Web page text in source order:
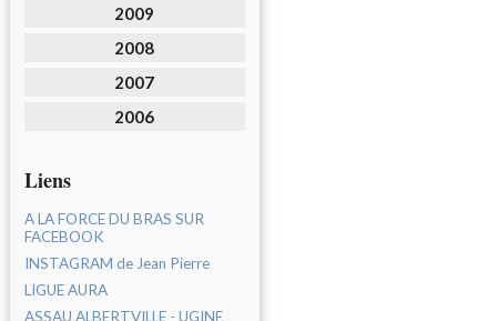
2009
2008
2007
2006
Liens
A LA FORCE DU BRAS SUR
FACEBOOK
INSTAGRAM de Jean Pierre
LIGUE AURA
ASSAU ALBERTVILLE - UGINE